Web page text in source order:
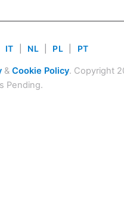
IT NL PL PT
& Cookie Policy. Copyright
Pending.